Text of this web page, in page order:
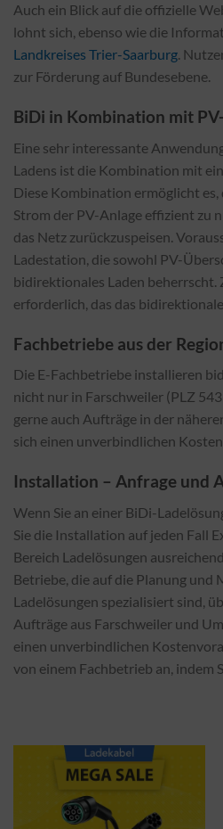
Auch ein Blick auf die offizielle
lohnt sich, ebenso wie die
Landkreises Trier-Saarburg.
zur Förderung auf Bundesebene.
BiDi in Kombination mit
Eine sehr interessante
Ladens ist die Kombination mit
Diese Kombination ermöglicht es,
Strom der PV-Anlage effizient zu
das Netz zurückzuspeisen.
Ladestation, die sowohl PV-
bidirektionales Laden beherrscht.
erforderlich, das das
Fachbetriebe aus der
Die E-Fachbetriebe installieren
nicht nur in Farschweiler (PLZ
gerne auch Aufträge in der
sich einen unverbindlichen
Installation – Anfrage und
Wenn Sie an einer BiDi-
Sie die Installation auf jeden Fall
Bereich Ladelösungen
Betriebe, die auf die Planung und
Ladelösungen spezialisiert sind,
Aufträge aus Farschweiler und
einen unverbindlichen
von einem Fachbetrieb an, indem